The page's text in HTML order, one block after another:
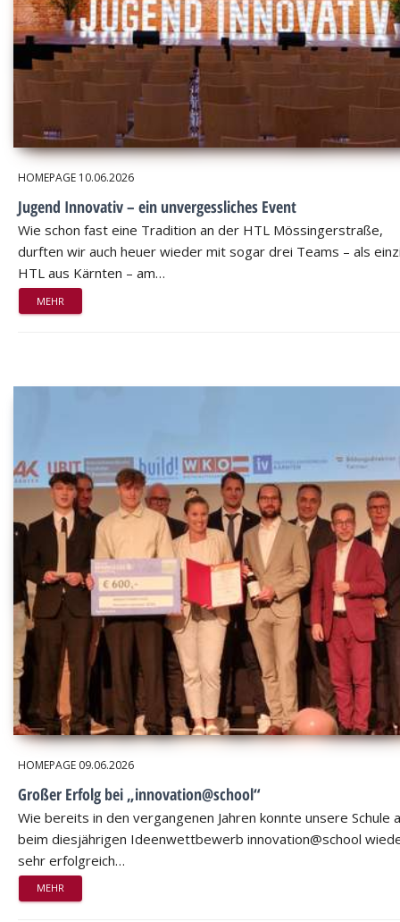
HOMEPAGE 10.06.2026
Jugend Innovativ – ein unvergessliches Event
Wie schon fast eine Tradition an der HTL Mössingerstraße,
durften wir auch heuer wieder mit sogar drei Teams – als
HTL aus Kärnten – am…
MEHR
HOMEPAGE 09.06.2026
Großer Erfolg bei „innovation@school“
Wie bereits in den vergangenen Jahren konnte unsere Schule
beim diesjährigen Ideenwettbewerb innovation@school
sehr erfolgreich…
MEHR